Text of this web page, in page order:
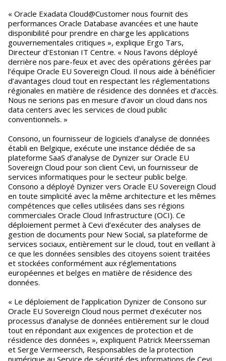
« Oracle Exadata Cloud@Customer nous fournit des
performances Oracle Database avancées et une haute
disponibilité pour prendre en charge les applications
gouvernementales critiques », explique Ergo Tars,
Directeur d’Estonian IT Centre. « Nous l’avons déployé
derrière nos pare-feux et avec des opérations gérées par
l’équipe Oracle EU Sovereign Cloud. Il nous aide à bénéficier
d’avantages cloud tout en respectant les réglementations
régionales en matière de résidence des données et d’accès.
Nous ne serions pas en mesure d’avoir un cloud dans nos
data centers avec les services de cloud public
conventionnels. »
Consono, un fournisseur de logiciels d’analyse de données
établi en Belgique, exécute une instance dédiée de sa
plateforme SaaS d’analyse de Dynizer sur Oracle EU
Sovereign Cloud pour son client Cevi, un fournisseur de
services informatiques pour le secteur public belge.
Consono a déployé Dynizer vers Oracle EU Sovereign Cloud
en toute simplicité avec la même architecture et les mêmes
compétences que celles utilisées dans ses régions
commerciales Oracle Cloud Infrastructure (OCI). Ce
déploiement permet à Cevi d’exécuter des analyses de
gestion de documents pour New Social, sa plateforme de
services sociaux, entièrement sur le cloud, tout en veillant à
ce que les données sensibles des citoyens soient traitées
et stockées conformément aux réglementations
européennes et belges en matière de résidence des
données.
« Le déploiement de l’application Dynizer de Consono sur
Oracle EU Sovereign Cloud nous permet d’exécuter nos
processus d’analyse de données entièrement sur le cloud
tout en répondant aux exigences de protection et de
résidence des données », expliquent Patrick Meersseman
et Serge Vermeersch, Responsables de la protection
numérique au Service de sécurité des informations de Cevi.